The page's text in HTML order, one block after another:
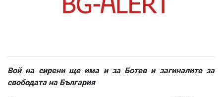
Вой на сирени ще има и за Ботев и загиналите за
свободата на България